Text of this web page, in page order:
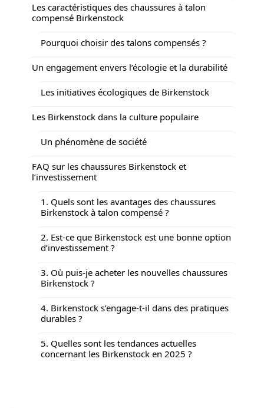
Les caractéristiques des chaussures à talon
compensé Birkenstock
Pourquoi choisir des talons compensés ?
Un engagement envers l’écologie et la durabilité
Les initiatives écologiques de Birkenstock
Les Birkenstock dans la culture populaire
Un phénomène de société
FAQ sur les chaussures Birkenstock et
l’investissement
1. Quels sont les avantages des chaussures
Birkenstock à talon compensé ?
2. Est-ce que Birkenstock est une bonne option
d’investissement ?
3. Où puis-je acheter les nouvelles chaussures
Birkenstock ?
4. Birkenstock s’engage-t-il dans des pratiques
durables ?
5. Quelles sont les tendances actuelles
concernant les Birkenstock en 2025 ?